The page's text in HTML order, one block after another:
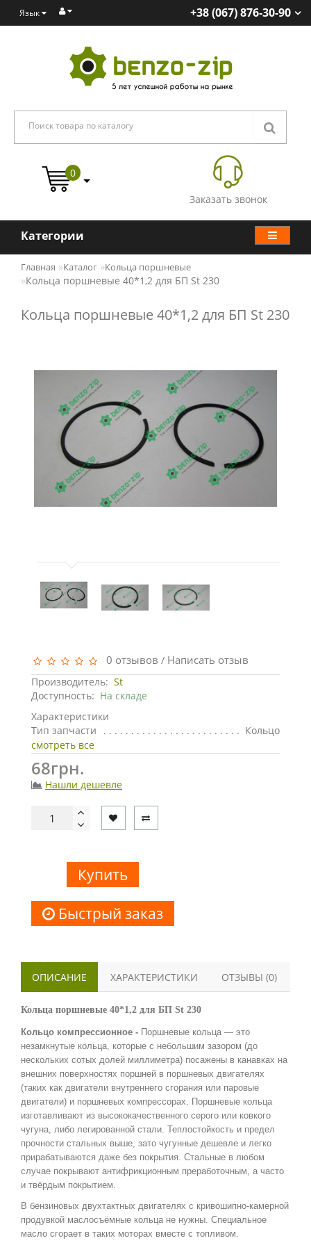
Язык +38 (067) 876-30-90
Заказать звонок
0
Категории
Главная Каталог Кольца поршневые
Кольца поршневые 40*1,2 для БП St 230
Кольца поршневые 40*1,2 для БП St 230
0 отзывов / Написать отзыв
Производитель: St
Доступность: На складе
Характеристики
Тип запчасти
Кольцо
смотреть все
68грн.
Нашли дешевле
Купить
Быстрый заказ
ОПИСАНИЕ ХАРАКТЕРИСТИКИ ОТЗЫВЫ (0)
Кольца поршневые 40*1,2 для БП St 230
Кольцо компрессионное - Поршневые кольца — это
незамкнутые кольца, которые с небольшим зазором (до
нескольких сотых долей миллиметра) посажены в канавках на
внешних поверхностях поршней в поршневых двигателях
(таких как двигатели внутреннего сгорания или паровые
двигатели) и поршневых компрессорах. Поршневые кольца
изготавливают из высококачественного серого или ковкого
чугуна, либо легированной стали. Теплостойкость и предел
прочности стальных выше, зато чугунные дешевле и легко
прирабатываются даже без покрытия. Стальные в любом
случае покрывают антифрикционным преработочным, а часто
и твёрдым покрытием.
В бензиновых двухтактных двигателях с кривошипно-камерной
продувкой маслосъёмные кольца не нужны. Специальное
масло сгорает в таких моторах вместе с топливом.